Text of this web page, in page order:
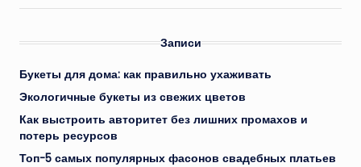
Записи
Букеты для дома: как правильно ухаживать
Экологичные букеты из свежих цветов
Как выстроить авторитет без лишних промахов и
потерь ресурсов
Топ-5 самых популярных фасонов свадебных платьев